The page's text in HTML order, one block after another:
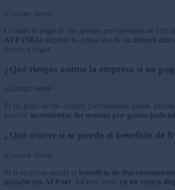
Cuando el pago de los aportes previsionales se
AFP (SBS) dispone la aplicación de un interés
monto a pagar.
¿Qué riesgos asume la empresa si no
El no pago de los aportes previsionales puede
puedan incrementar los montos por gastos
¿Qué ocurre si se pierde el beneficio
Si la empresa pierde el beneficio de
plataforma AFPnet . En este caso, ya no estará